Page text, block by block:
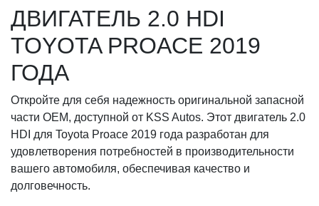
ДВИГАТЕЛЬ 2.0 HDI
TOYOTA PROACE 2019
ГОДА
Откройте для себя надежность оригинальной запасной
части OEM, доступной от KSS Autos. Этот двигатель 2.0
HDI для Toyota Proace 2019 года разработан для
удовлетворения потребностей в производительности
вашего автомобиля, обеспечивая качество и
долговечность.